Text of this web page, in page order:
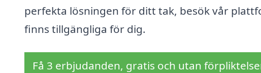
perfekta lösningen för ditt tak, besök vår
finns tillgängliga för dig.
Få 3 erbjudanden, gratis och utan